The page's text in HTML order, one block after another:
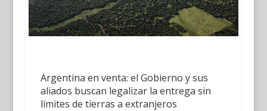
Argentina en venta: el Gobierno y sus
aliados buscan legalizar la entrega sin
límites de tierras a extranjeros